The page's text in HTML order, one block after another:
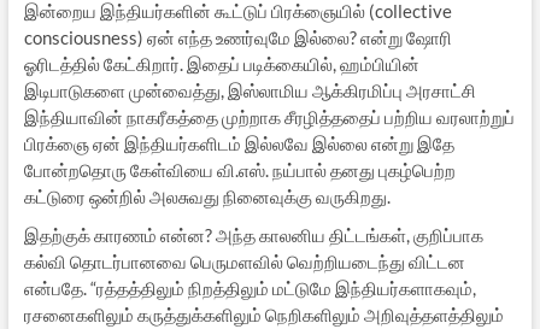
இன்றைய இந்தியர்களின் கூட்டுப் பிரக்ஞையில் (collective
consciousness) ஏன் எந்த உணர்வுமே இல்லை? என்று ஷோரி
ஓரிடத்தில் கேட்கிறார். இதைப் படிக்கையில், ஹம்பியின்
இடிபாடுகளை முன்வைத்து, இஸ்லாமிய ஆக்கிரமிப்பு அரசாட்சி
இந்தியாவின் நாகரீகத்தை முற்றாக சீரழித்ததைப் பற்றிய வரலாற்றுப்
பிரக்ஞை ஏன் இந்தியர்களிடம் இல்லவே இல்லை என்று இதே
போன்றதொரு கேள்வியை வி.எஸ். நய்பால் தனது புகழ்பெற்ற
கட்டுரை ஒன்றில் அலசுவது நினைவுக்கு வருகிறது.
இதற்குக் காரணம் என்ன? அந்த காலனிய திட்டங்கள், குறிப்பாக
கல்வி தொடர்பானவை பெருமளவில் வெற்றியடைந்து விட்டன
என்பதே. “ரத்தத்திலும் நிறத்திலும் மட்டுமே இந்தியர்களாகவும்,
ரசனைகளிலும் கருத்துக்களிலும் நெறிகளிலும் அறிவுத்தளத்திலும்